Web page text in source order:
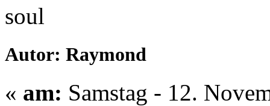
soul
Autor: Raymond
« am: Samstag - 12.